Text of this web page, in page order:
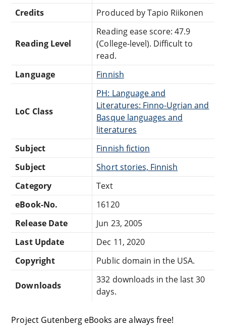
Credits
Produced by Tapio Riikonen
Reading Level
Reading ease score: 47.9
(College-level). Difficult to
read.
Language
Finnish
LoC Class
PH: Language and
Literatures: Finno-Ugrian and
Basque languages and
literatures
Subject
Finnish fiction
Subject
Short stories, Finnish
Category
Text
eBook-No.
16120
Release Date
Jun 23, 2005
Last Update
Dec 11, 2020
Copyright
Public domain in the USA.
Downloads
332 downloads in the last 30
days.
Project Gutenberg eBooks are always free!